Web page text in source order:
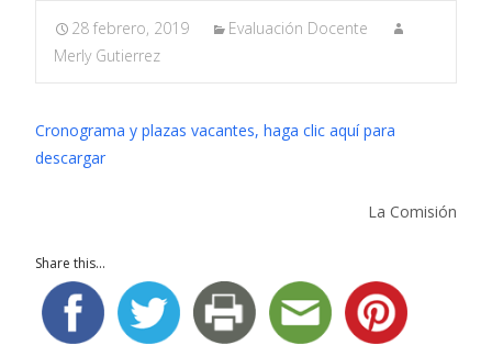
28 febrero, 2019
Evaluación Docente
Merly Gutierrez
Cronograma y plazas vacantes, haga clic aquí para
descargar
La Comisión
Share this...